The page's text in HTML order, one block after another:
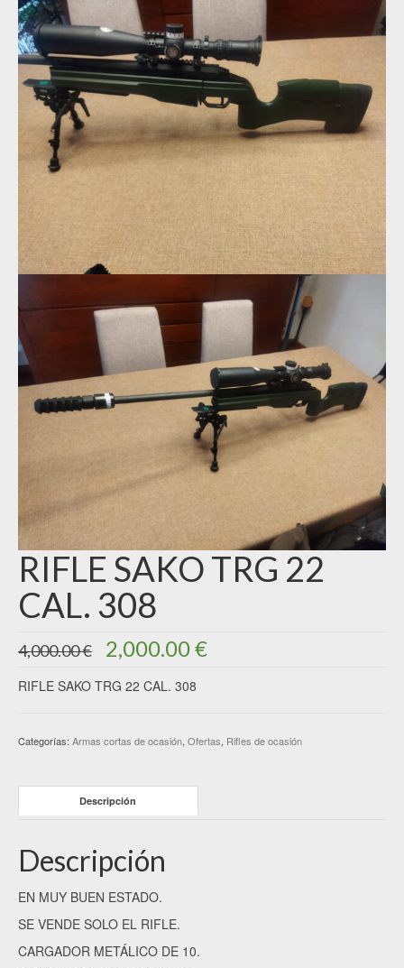
RIFLE SAKO TRG 22
CAL. 308
4,000.00€ El
precio
original
2,000.00€El
RIFLE SAKO TRG 22 CAL. 308
Categorías: Armas cortas de ocasión, Ofertas, Rifles de ocasión
Descripción
Descripción
EN MUY BUEN ESTADO.
SE VENDE SOLO EL RIFLE.
CARGADOR METÁLICO DE 10.